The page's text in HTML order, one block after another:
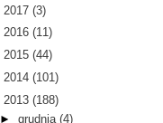
2017 (3)
2016 (11)
2015 (44)
2014 (101)
2013 (188)
► grudnia (4)